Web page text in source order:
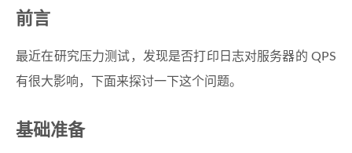
前言
最近在研究压力测试，发现是否打印日志对服务器的 QPS
有很大影响，下面来探讨一下这个问题。
基础准备